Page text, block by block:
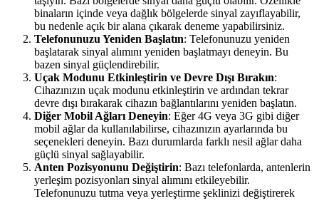
binaların içinde veya dağlık bölgelerde sinyal zayıflayabilir,
bu nedenle açık bir alana çıkarak deneme yapabilirsiniz.
Telefonunuzu Yeniden Başlatın: Telefonunuzu yeniden
başlatarak sinyal alımını yeniden başlatmayı deneyin. Bu
bazen sinyal güçlendirebilir.
Uçak Modunu Etkinleştirin ve Devre Dışı Bırakın:
Cihazınızın uçak modunu etkinleştirin ve ardından tekrar
devre dışı bırakarak cihazın bağlantılarını yeniden başlatın.
Diğer Mobil Ağları Deneyin: Eğer 4G veya 3G gibi diğer
mobil ağlar da kullanılabilirse, cihazınızın ayarlarında bu
seçenekleri deneyin. Bazı durumlarda farklı nesil ağlar daha
güçlü sinyal sağlayabilir.
Anten Pozisyonunu Değiştirin: Bazı telefonlarda, antenlerin
yerleşim pozisyonları sinyal alımını etkileyebilir.
Telefonunuzu tutma veya yerleştirme şeklinizi değiştirerek